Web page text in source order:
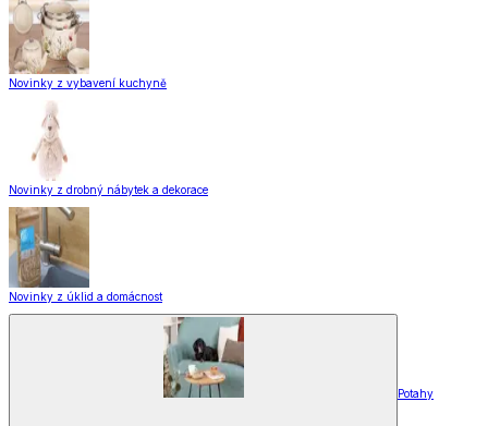
Novinky z vybavení kuchyně
Novinky z drobný nábytek a dekorace
Novinky z úklid a domácnost
Potahy